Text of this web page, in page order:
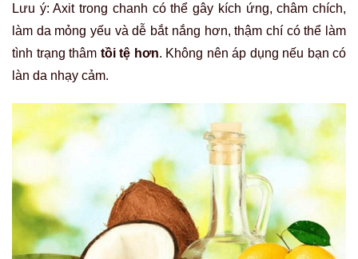
Lưu ý: Axit trong chanh có thể gây kích ứng, châm chích,
làm da mỏng yếu và dễ bắt nắng hơn, thậm chí có thể làm
tình trạng thâm tồi tệ hơn. Không nên áp dụng nếu bạn có
làn da nhạy cảm.